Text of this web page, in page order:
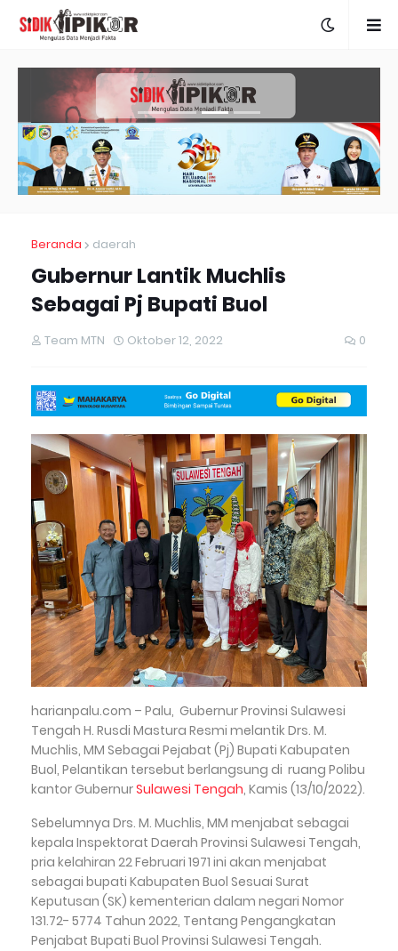
Beranda daerah
Gubernur Lantik Muchlis
Sebagai Pj Bupati Buol
Team MTN Oktober 12, 2022 0
harianpalu.com – Palu, Gubernur Provinsi Sulawesi
Tengah H. Rusdi Mastura Resmi melantik Drs. M.
Muchlis, MM Sebagai Pejabat (Pj) Bupati Kabupaten
Buol, Pelantikan tersebut berlangsung di ruang Polibu
kantor GubernurSulawesi Tengah, Kamis (13/10/2022).
Sebelumnya Drs. M. Muchlis, MM menjabat sebagai
kepala Inspektorat Daerah Provinsi Sulawesi Tengah,
pria kelahiran 22 Februari 1971 ini akan menjabat
sebagai bupati Kabupaten Buol Sesuai Surat
Keputusan (SK) kementerian dalam negari Nomor
131.72- 5774 Tahun 2022, Tentang Pengangkatan
Penjabat Bupati Buol Provinsi Sulawesi Tengah.